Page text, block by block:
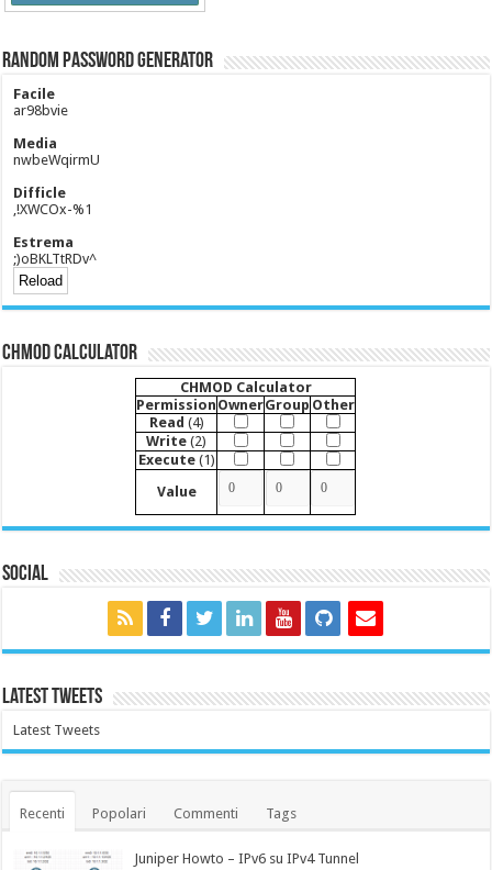
Random Password Generator
Facile
ar98bvie
Media
nwbeWqirmU
Difficle
,!XWCOx-%1
Estrema
;)oBKLTtRDv^
CHMOD Calculator
CHMOD Calculator
Permission OwnerGroup Other
Read (4)
Write (2)
Execute(1)
Value
Social
Latest Tweets
Latest Tweets
Recenti Popolari Commenti Tags
Juniper Howto – IPv6 su IPv4 Tunnel